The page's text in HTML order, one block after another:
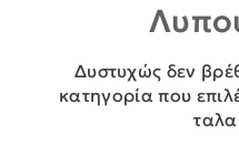
Δυστυχώς δεν
κατηγορία που